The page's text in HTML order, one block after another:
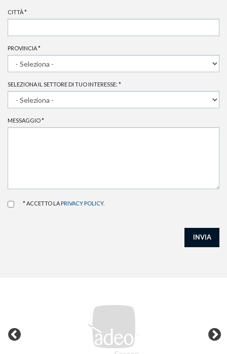
CITTÀ*
PROVINCIA*
SELEZIONA IL SETTORE DI TUO INTERESSE: *
MESSAGGIO*
* ACCETTO LA PRIVACY POLICY.
INVIA